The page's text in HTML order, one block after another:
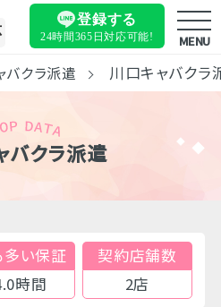
登録する
24時間365日対応可能! MENU
バクラ派遣 川口キャバクラ
バクラ派遣
多い保証
時間
契約店舗数
2店